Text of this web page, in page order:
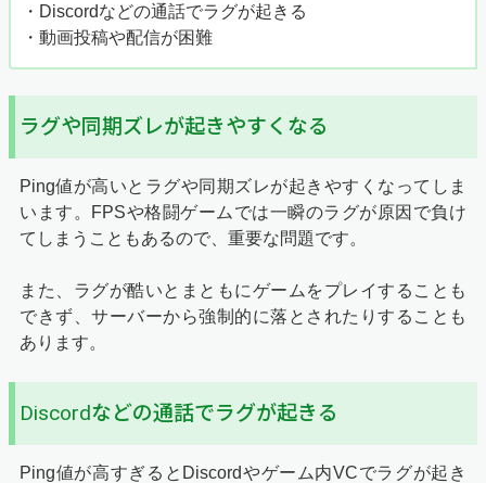
・Discordなどの通話でラグが起きる
・動画投稿や配信が困難
ラグや同期ズレが起きやすくなる
Ping値が高いとラグや同期ズレが起きやすくなってしま
います。FPSや格闘ゲームでは一瞬のラグが原因で負け
てしまうこともあるので、重要な問題です。
また、ラグが酷いとまともにゲームをプレイすることも
できず、サーバーから強制的に落とされたりすることも
あります。
Discordなどの通話でラグが起きる
Ping値が高すぎるとDiscordやゲーム内VCでラグが起き